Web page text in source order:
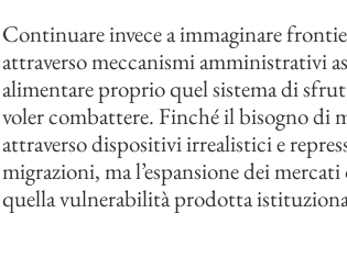
Continuare invece a immaginare
attraverso meccanismi amministrativi
alimentare proprio quel sistema di
voler combattere. Finché il bisogno di
attraverso dispositivi irrealistici e
migrazioni, ma l’espansione dei
quella vulnerabilità prodotta